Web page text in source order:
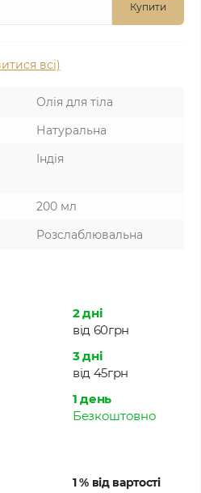
Купити
всі)
Олія для тіла
Натуральна
Індія
200 мл
Розслаблювальна
2 дні
від 60грн
3 дні
від 45грн
1 день
Безкоштовно
1 % від вартості